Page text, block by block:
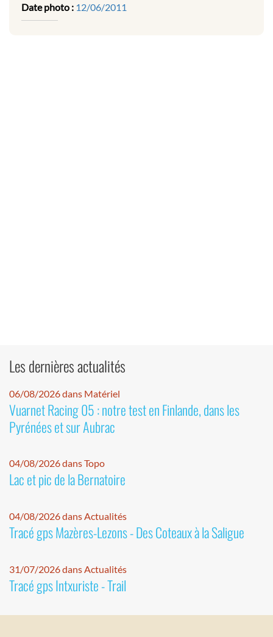
Date photo : 12/06/2011
Les dernières actualités
06/08/2026 dans Matériel
Vuarnet Racing 05 : notre test en Finlande, dans les
Pyrénées et sur Aubrac
04/08/2026 dans Topo
Lac et pic de la Bernatoire
04/08/2026 dans Actualités
Tracé gps Mazères-Lezons - Des Coteaux à la Saligue
31/07/2026 dans Actualités
Tracé gps Intxuriste - Trail